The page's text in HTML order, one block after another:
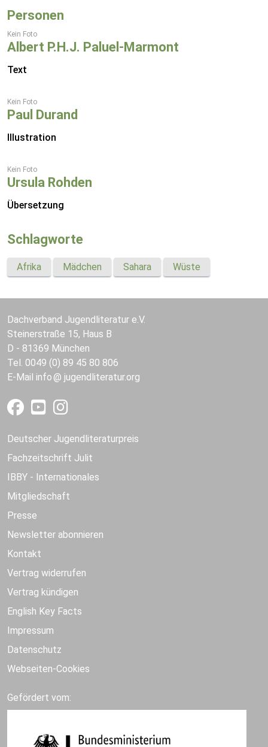
Personen
Kein Foto
Albert P.H.J. Paluel-Marmont
Text
Kein Foto
Paul Durand
Illustration
Kein Foto
Ursula Rohden
Übersetzung
Schlagworte
Afrika Mädchen Sahara Wüste
Dachverband Jugendliteratur e.V.
Steinerstraße 15, Haus B
D - 81369 München
Tel. 0049 (0) 89 45 80 806
E-Mail info jugendliteratur.org
Deutscher Jugendliteraturpreis
Fachzeitschrift Julit
IBBY - Internationales
Mitgliedschaft
Presse
Newsletter abonnieren
Kontakt
Vertrag widerrufen
Vertrag kündigen
English Key Facts
Impressum
Datenschutz
Webseiten-Cookies
Gefördert vom: